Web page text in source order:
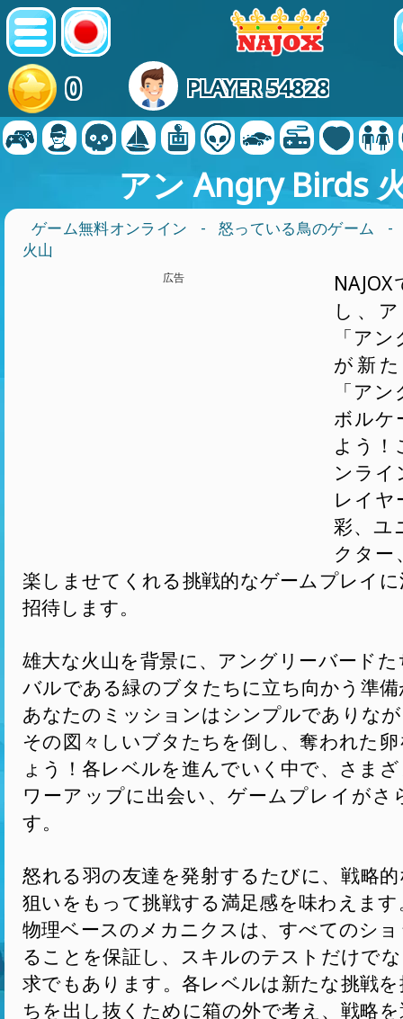
0 PLAYER 54828
アン Angry Birds
ゲーム無料オンライン - 怒っている鳥のゲーム
-
火山
広告
し、
「ア
が新
「ア
ボルケ
よう！
ンライ
レイヤ
彩、ユ
クター
楽しませてくれる挑戦的なゲームプレイ
招待します。
雄大な火山を背景に、アングリーバード
バルである緑のブタたちに立ち向かう準
あなたのミッションはシンプルでありな
その図々しいブタたちを倒し、奪われた
ょう！各レベルを進んでいく中で、さま
ワーアップに出会い、ゲームプレイがさ
す。
怒れる羽の友達を発射するたびに、戦略
狙いをもって挑戦する満足感を味わえま
物理ベースのメカニクスは、すべてのシ
ることを保証し、スキルのテストだけで
求でもあります。各レベルは新たな挑戦
ちを出し抜くために箱の外で考え、戦略